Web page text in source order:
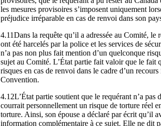
les mesures provisoires s’imposent uniquement
préjudice irréparable en cas de renvoi dans son
4.11Dans la requête qu’il a adressée au Comité,
ont été harcelés par la police et les services de
n’a pas non plus fait mention d’un quelconque
sujet au Comité. L’État partie fait valoir que le fait
risques en cas de renvoi dans le cadre d’un
Convention.
4.12L’État partie soutient que le requérant n’a pas
courrait personnellement un risque de torture réel
torture. Ainsi, son épouse a déclaré par écrit qu’il
information complémentaire à ce sujet. Elle ne dit